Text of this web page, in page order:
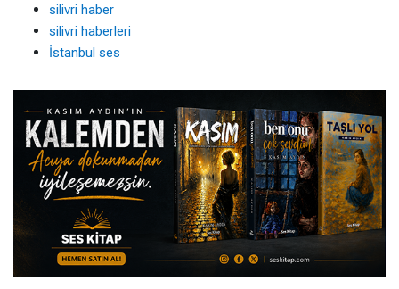
silivri haber
silivri haberleri
İstanbul ses